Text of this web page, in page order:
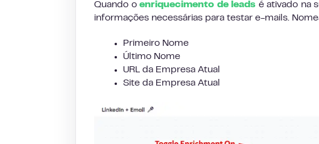
Quando oenriquecimento de leads é ativado na
informações necessárias para testar e-mails.
Primeiro Nome
Último Nome
URL da Empresa Atual
Site da Empresa Atual